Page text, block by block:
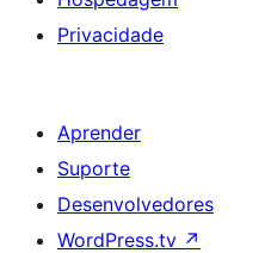
Privacidade
Aprender
Suporte
Desenvolvedores
WordPress.tv ↗